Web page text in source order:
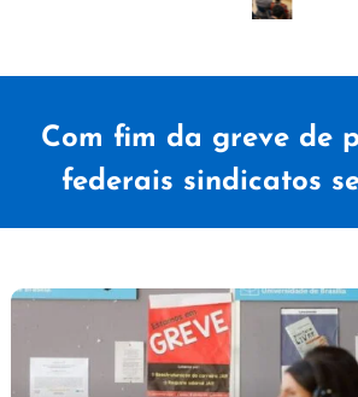
Com fim da greve de
federais sindicatos